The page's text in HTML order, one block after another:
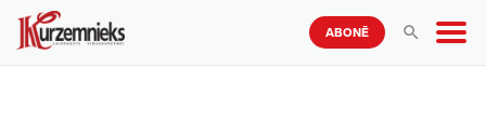
ABONĒ